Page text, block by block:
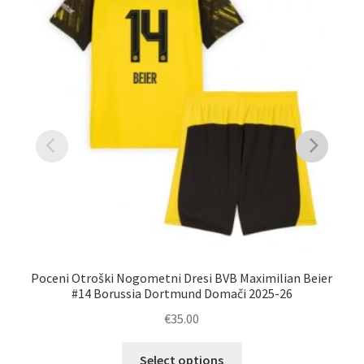
Poceni Otroški Nogometni Dresi BVB Maximilian Beier
#14 Borussia Dortmund Domači 2025-26
€35.00
Select options